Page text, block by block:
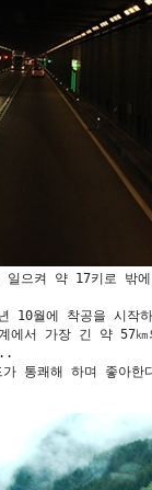
일으켜 약 17키로 밖
10월에 착공을 시작
에서 가장 긴 약 57
가 통쾌해 하며 좋아한